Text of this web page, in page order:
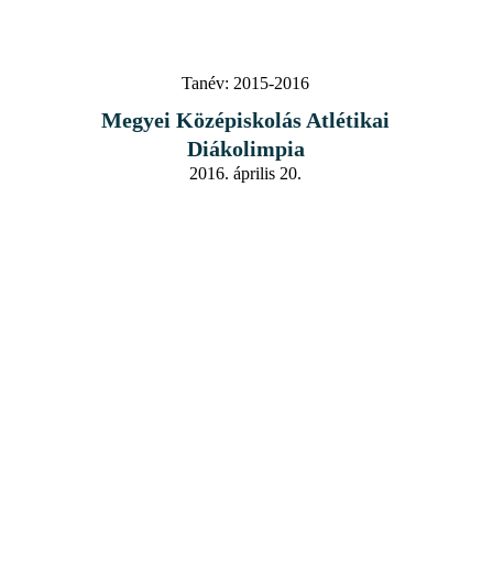
Tanév: 2015-2016
Megyei Középiskolás Atlétikai
Diákolimpia
2016. április 20.